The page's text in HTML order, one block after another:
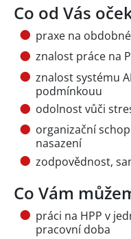
Co od Vás
praxe na
znalost práce na
znalost systému
podmínkouu
odolnost vůči
organizační
nasazení
zodpovědnost,
Co Vám
práci na HPP v
pracovní doba